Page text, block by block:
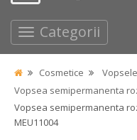
Categorii
Cosmetice
Vopsea semipermanenta
Vopsea semipermanenta
MEU11004